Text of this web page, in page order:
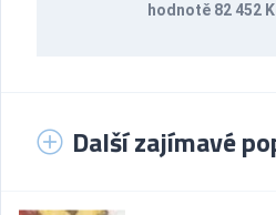
hodnotě 82 452
Další zajímavé